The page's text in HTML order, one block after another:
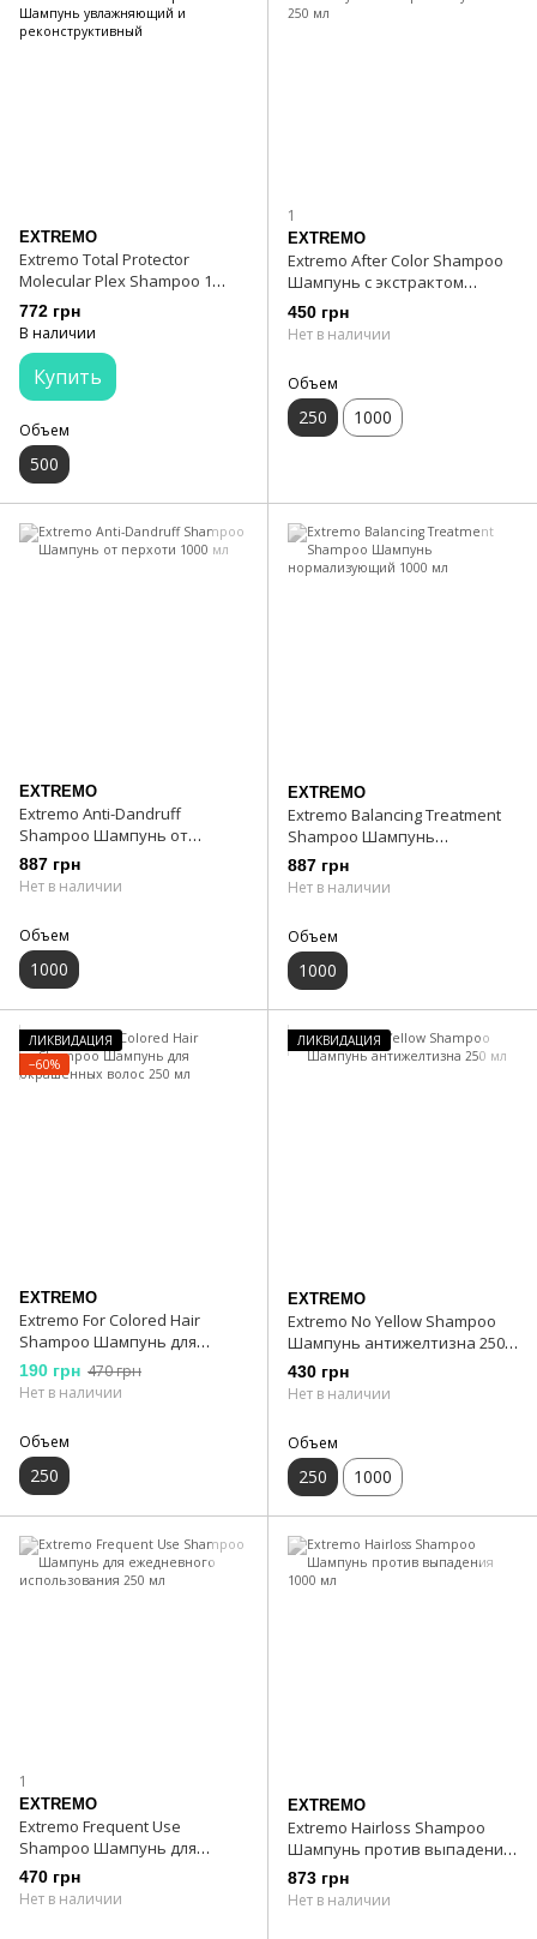
EXTREMO
Extremo Total Protector
Molecular Plex Shampoo 1
Шампунь увлажняющий и
реконструктивный
772 грн
В наличии
Купить
Объем
500
1
EXTREMO
Extremo After Color Shampoo
Шампунь с экстрактом
улитки 250 мл
450 грн
Нет в наличии
Объем
250 1000
EXTREMO
Extremo Anti-Dandruff
Shampoo Шампунь от
перхоти 1000 мл
887 грн
Нет в наличии
Объем
1000
EXTREMO
Extremo Balancing Treatment
Shampoo Шампунь
нормализующий 1000 мл
887 грн
Нет в наличии
Объем
1000
ЛИКВИДАЦИЯ
−60%
EXTREMO
Extremo For Сolored Hair
Shampoo Шампунь для
окрашенных волос 250 мл
190 грн 470 грн
Нет в наличии
Объем
250
ЛИКВИДАЦИЯ
EXTREMO
Extremo No Yellow Shampoo
Шампунь антижелтизна 250
мл
430 грн
Нет в наличии
Объем
250 1000
1
EXTREMO
Extremo Frequent Use
Shampoo Шампунь для
ежедневного использования
250 мл
470 грн
Нет в наличии
EXTREMO
Extremo Hairloss Shampoo
Шампунь против выпадения
1000 мл
873 грн
Нет в наличии